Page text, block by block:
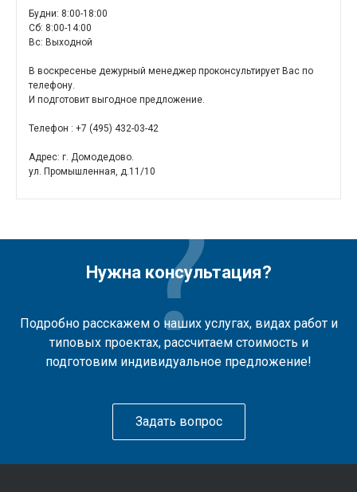
Будни: 8:00-18:00
Cб: 8:00-14:00
Вс: Выходной
В воскресенье дежурный менеджер проконсультирует Вас по
телефону.
И подготовит выгодное предложение.
Телефон : +7 (495) 432-03-42
Адрес: г. Домодедово.
ул. Промышленная, д.11/10
Нужна консультация?
Подробно расскажем о наших услугах, видах работ и
типовых проектах, рассчитаем стоимость и
подготовим индивидуальное предложение!
Задать вопрос